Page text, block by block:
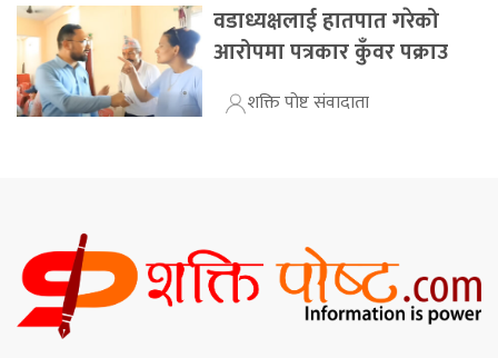
वडाध्यक्षलाई हातपात गरेको
आरोपमा पत्रकार कुँवर पक्राउ
शक्ति पोष्ट संवादाता